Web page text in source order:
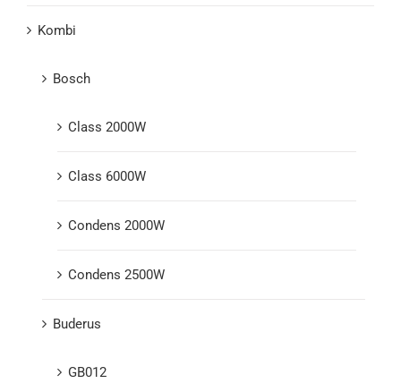
Kombi
Bosch
Class 2000W
Class 6000W
Condens 2000W
Condens 2500W
Buderus
GB012